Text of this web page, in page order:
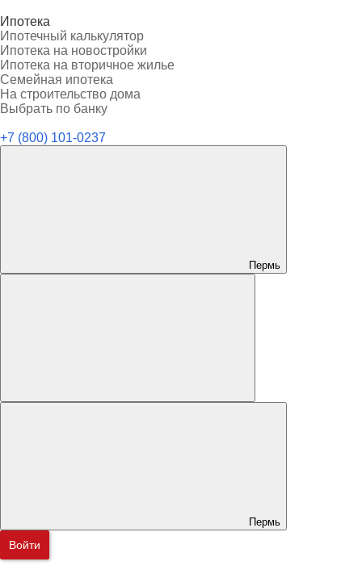
Ипотека
Ипотечный калькулятор
Ипотека на новостройки
Ипотека на вторичное жилье
Семейная ипотека
На строительство дома
Выбрать по банку
+7 (800) 101-0237
Пермь
Пермь
Войти